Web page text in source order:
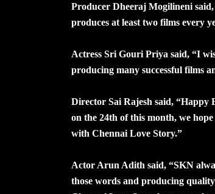
Producer Dheeraj Mogilineni
produces at least two films every
Actress Sri Gouri Priya said, “I
producing many successful films
Director Sai Rajesh said, “Happy
on the 24th of this month, we
with Chennai Love Story.”
Actor Arun Adith said, “SKN
those words and producing